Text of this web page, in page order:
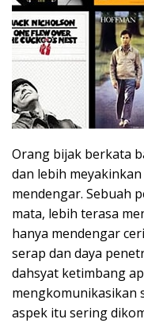
Orang bijak berkata
dan lebih
mendengar. Sebuah
mata, lebih terasa
hanya mendengar
serap dan daya
dahsyat ketimbang
mengkomunikasikan
aspek itu sering